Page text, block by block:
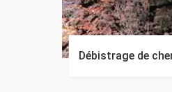
Débistrage de